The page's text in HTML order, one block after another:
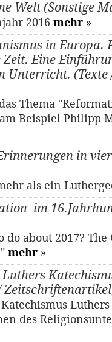
Welt (Sonstige
2016 mehr »
in Europa.
Eine
Unterricht. (Texte
Thema
Beispiel Philipp
in
als ein
im
about 2017?
mehr »
des